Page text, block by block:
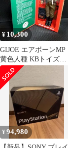
¥ 10,300
GIJOE エアボーンMP
黄色人種 KBトイズ限
定
¥94,980